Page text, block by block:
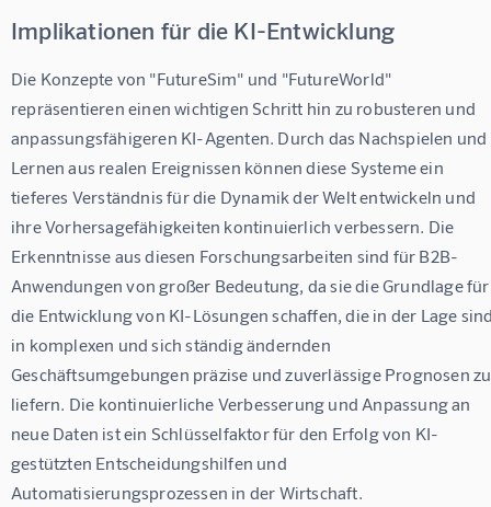
Implikationen für die KI-Entwicklung
Die Konzepte von "FutureSim" und "FutureWorld"
repräsentieren einen wichtigen Schritt hin zu robusteren und
anpassungsfähigeren KI-Agenten. Durch das Nachspielen und
Lernen aus realen Ereignissen können diese Systeme ein
tieferes Verständnis für die Dynamik der Welt entwickeln und
ihre Vorhersagefähigkeiten kontinuierlich verbessern. Die
Erkenntnisse aus diesen Forschungsarbeiten sind für B2B-
Anwendungen von großer Bedeutung, da sie die Grundlage
die Entwicklung von KI-Lösungen schaffen, die in der Lage
in komplexen und sich ständig ändernden
Geschäftsumgebungen präzise und zuverlässige Prognosen
liefern. Die kontinuierliche Verbesserung und Anpassung an
neue Daten ist ein Schlüsselfaktor für den Erfolg von KI-
gestützten Entscheidungshilfen und
Automatisierungsprozessen in der Wirtschaft.